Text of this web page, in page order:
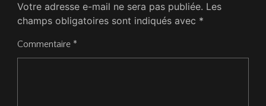
Votre adresse e-mail ne sera pas publiée. Les
champs obligatoires sont indiqués avec *
Commentaire *